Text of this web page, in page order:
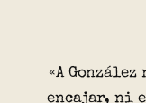
«A
encajar, ni